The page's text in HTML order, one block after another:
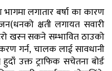
लगातार बर्षा का कारण
क्षती लगायत सवारी
खस्न सकने सम्भावित ठाउको
गर्न, चालक लाई सावधानी
उक्त ट्राफिक सचेतना बोर्ड